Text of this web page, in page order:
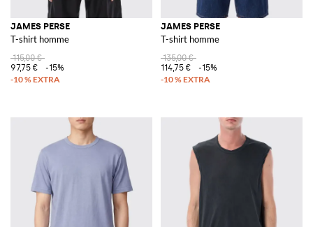
JAMES PERSE
T-shirt homme
115,00 €
97,75 €
-15%
JAMES PERSE
T-shirt homme
135,00 €
114,75 €
-15%